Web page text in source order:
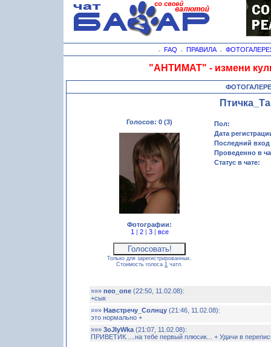
- FAQ - ПРАВИЛА-
"АНТИМАТ" - измени
Голосов: 0 (3)
Фотографии:
1 | 2| 3| все
Только для зарегистрированных.
Стоимость голоса 1 чатл.
Пол:
Дата
Последний вход
Проведенно в
Статус в чате:
»»» neo_one (22:50, 11.02.08):
+сык
»»» Навстречу_Солнцу (21:46, 11.02.08):
это нормально +
»»» 3oJIyWka (21:07, 11.02.08):
ПРИВЕТИК.....на тебе первый плюсик... + Удачи в